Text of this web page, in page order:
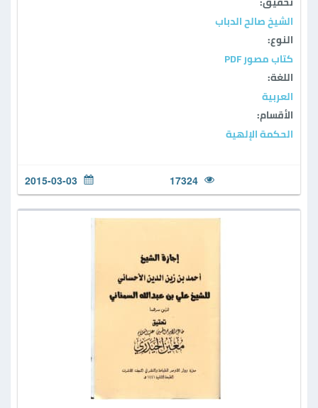
الشيخ صالح الدباب
النوع:
كتاب مصور PDF
اللغة:
العربية
الأقسام:
الحكمة الإلهية
17324
2015-03-03